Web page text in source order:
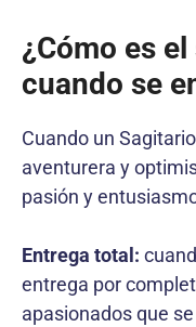
¿Cómo es
cuando se
Cuando un
aventurera y
pasión y
Entrega total:
entrega por
apasionados que